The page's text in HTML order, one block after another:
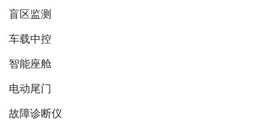
盲区监测
车载中控
智能座舱
电动尾门
故障诊断仪